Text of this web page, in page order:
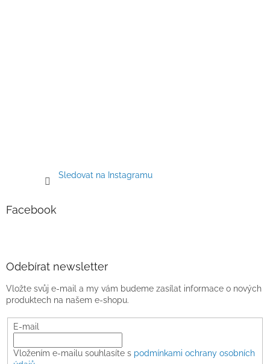
Sledovat na Instagramu
Facebook
Odebírat newsletter
Vložte svůj e-mail a my vám budeme zasílat informace o nových
produktech na našem e-shopu.
E-mail
Vložením e-mailu souhlasíte s podmínkami ochrany osobních